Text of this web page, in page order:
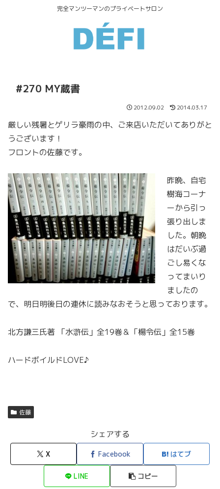
完全マンツーマンのプライベートサロン
#270 MY蔵書
2012.09.02 2014.03.17
厳しい残暑とゲリラ豪雨の中、ご来店いただいてありがと
うございます！
フロントの佐藤です。
昨晩、自宅
樹海コーナ
ーから引っ
張り出しま
した。朝晩
はだいぶ過
ごし易くな
ってまいり
ましたの
で、明日明後日の連休に読みなおそうと思っております。
北方謙三氏著 「水滸伝」全19巻＆「楊令伝」全15巻
ハードボイルドLOVE♪
佐藤
シェアする
X Facebook はてブ
LINE コピー